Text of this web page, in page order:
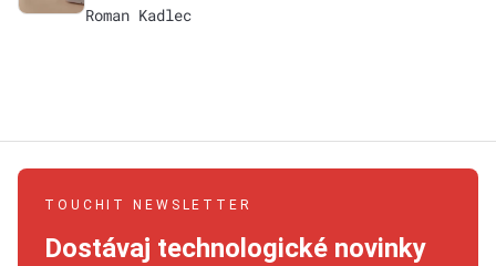
Roman Kadlec
TOUCHIT NEWSLETTER
Dostávaj technologické novinky